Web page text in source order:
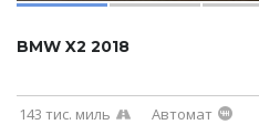
BMW X2 2018
143 тис. миль Автомат